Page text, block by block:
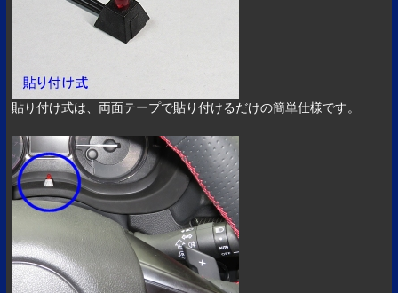
貼り付け式は、両面テープで貼り付けるだけの簡単仕様です。